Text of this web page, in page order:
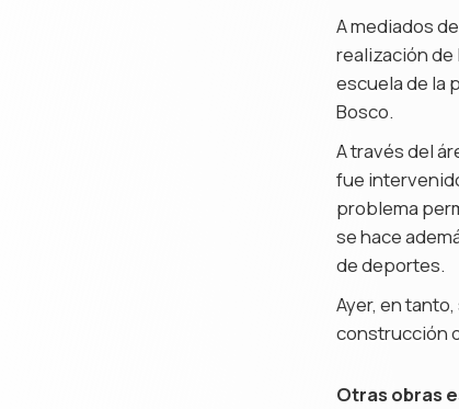
A mediados
realización de
escuela de la
Bosco.
A través del
fue
problema
se hace
de deportes.
Ayer, en
construcción
Otras obras